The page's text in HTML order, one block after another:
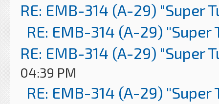
RE: EMB-314 (A-29) "Super
RE: EMB-314 (A-29) "Super
RE: EMB-314 (A-29) "Super
04:39 PM
RE: EMB-314 (A-29) "Super